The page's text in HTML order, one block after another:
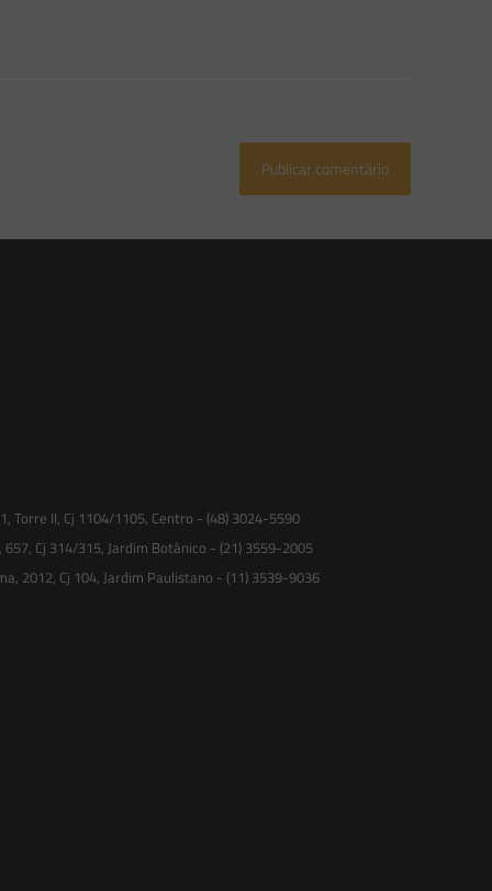
Torre II, Cj 1104/1105, Centro - (48) 3024-5590
657, Cj 314/315, Jardim Botânico - (21) 3559-2005
2012, Cj 104, Jardim Paulistano - (11) 3539-9036